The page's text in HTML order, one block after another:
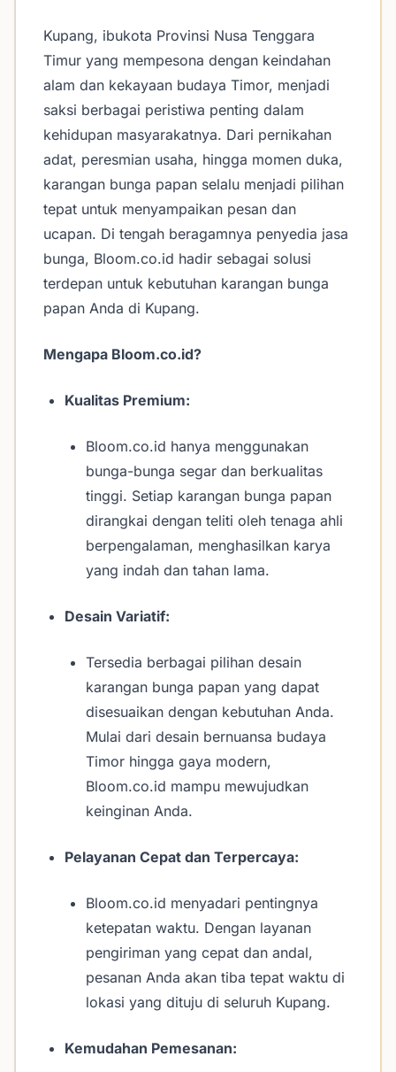
Kupang, ibukota Provinsi Nusa Tenggara
Timur yang mempesona dengan keindahan
alam dan kekayaan budaya Timor, menjadi
saksi berbagai peristiwa penting dalam
kehidupan masyarakatnya. Dari pernikahan
adat, peresmian usaha, hingga momen duka,
karangan bunga papan selalu menjadi pilihan
tepat untuk menyampaikan pesan dan
ucapan. Di tengah beragamnya penyedia jasa
bunga, Bloom.co.id hadir sebagai solusi
terdepan untuk kebutuhan karangan bunga
papan Anda di Kupang.
Mengapa Bloom.co.id?
Kualitas Premium:
Bloom.co.id hanya menggunakan
bunga-bunga segar dan berkualitas
tinggi. Setiap karangan bunga papan
dirangkai dengan teliti oleh tenaga ahli
berpengalaman, menghasilkan karya
yang indah dan tahan lama.
Desain Variatif:
Tersedia berbagai pilihan desain
karangan bunga papan yang dapat
disesuaikan dengan kebutuhan Anda.
Mulai dari desain bernuansa budaya
Timor hingga gaya modern,
Bloom.co.id mampu mewujudkan
keinginan Anda.
Pelayanan Cepat dan Terpercaya:
Bloom.co.id menyadari pentingnya
ketepatan waktu. Dengan layanan
pengiriman yang cepat dan andal,
pesanan Anda akan tiba tepat waktu di
lokasi yang dituju di seluruh Kupang.
Kemudahan Pemesanan: